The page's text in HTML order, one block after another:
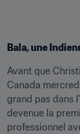
Bala, une
Avant que
Canada
grand pas dans
devenue la
professionnel